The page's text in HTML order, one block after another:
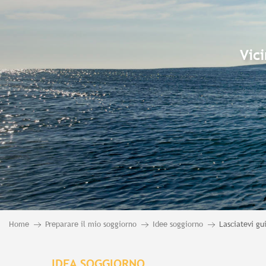
Home Preparare il mio soggiorno Idee soggiorno Lasciatevi